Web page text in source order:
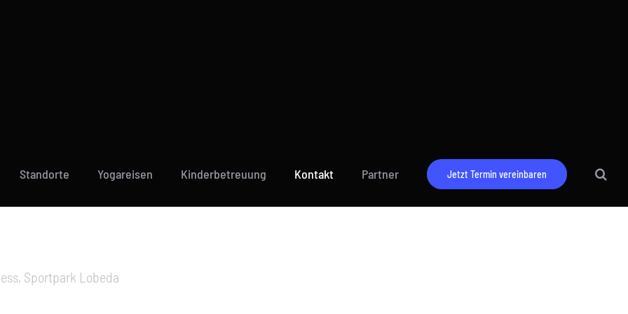
Standorte Yogareisen Kinderbetreuung Kontakt Partner Jetzt Termin vereinbaren
Sportpark Lobeda